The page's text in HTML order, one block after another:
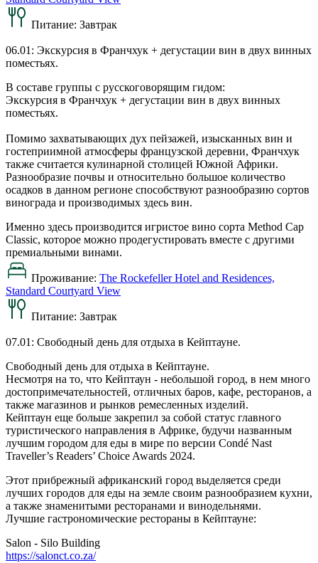
Питание: Завтрак
06.01: Экскурсия в Франчхук + дегустации вин в двух винных
поместьях.
В составе группы с русскоговорящим гидом:
Экскурсия в Франчхук + дегустации вин в двух винных
поместьях.
Помимо захватывающих дух пейзажей, изысканных вин и
гостеприимной атмосферы французской деревни, Франчхук
также считается кулинарной столицей Южной Африки.
Разнообразие почвы и относительно большое количество
осадков в данном регионе способствуют разнообразию сортов
винограда и производимых здесь вин.
Именно здесь производится игристое вино сорта Method Cap
Classic, которое можно продегустировать вместе с другими
премиальными винами.
Проживание: The Rockefeller Hotel and Residences,
Standard Courtyard View
Питание: Завтрак
07.01: Свободный день для отдыха в Кейптауне.
Свободный день для отдыха в Кейптауне.
Несмотря на то, что Кейптаун - небольшой город, в нем много
достопримечательностей, отличных баров, кафе, ресторанов, а
также магазинов и рынков ремесленных изделий.
Кейптаун еще больше закрепил за собой статус главного
туристического направления в Африке, будучи названным
лучшим городом для еды в мире по версии Condé Nast
Traveller’s Readers’ Choice Awards 2024.
Этот прибрежный африканский город выделяется среди
лучших городов для еды на земле своим разнообразием кухни,
а также знаменитыми ресторанами и винодельнями.
Лучшие гастрономические рестораны в Кейптауне:
Salon - Silo Building
https://salonct.co.za/